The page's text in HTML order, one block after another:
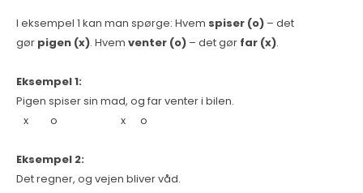
I eksempel 1 kan man spørge: Hvem spiser (o) – det
gør pigen (x). Hvem venter (o) – det gør far (x).
Eksempel 1:
Pigen spiser sin mad, og far venter i bilen.
x o x o
Eksempel 2:
Det regner, og vejen bliver våd.